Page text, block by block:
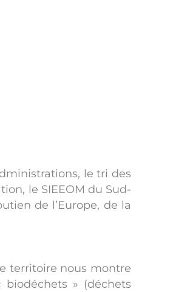
le tri des
le SIEEOM du Sud-
de l’Europe, de la
territoire nous montre
» (déchets